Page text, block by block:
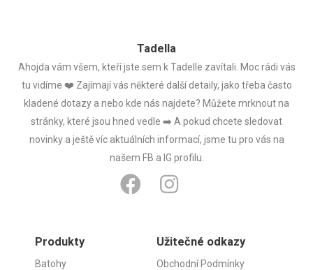
Tadella
Ahojda vám všem, kteří jste sem k Tadelle zavítali. Moc rádi vás
tu vidíme ❤️ Zajímají vás některé další detaily, jako třeba často
kladené dotazy a nebo kde nás najdete? Můžete mrknout na
stránky, které jsou hned vedle ➡️ A pokud chcete sledovat
novinky a ještě víc aktuálních informací, jsme tu pro vás na
našem FB a IG profilu.
F
a
I
n
t
a
Produkty
Batohy
Užitečné odkazy
Obchodní Podmínky